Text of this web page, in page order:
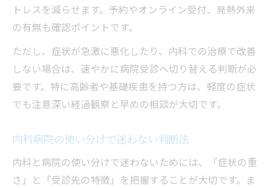
トレスを減らせます。予約やオンライン受付、発熱外来
の有無も確認ポイントです。
ただし、症状が急激に悪化したり、内科での治療で改善
しない場合は、速やかに病院受診へ切り替える判断が必
要です。特に高齢者や基礎疾患を持つ方は、軽度の症状
でも注意深い経過観察と早めの相談が大切です。
内科病院の使い分けで迷わない判断法
内科と病院の使い分けで迷わないためには、「症状の重
さ」と「受診先の特徴」を把握することが大切です。ま